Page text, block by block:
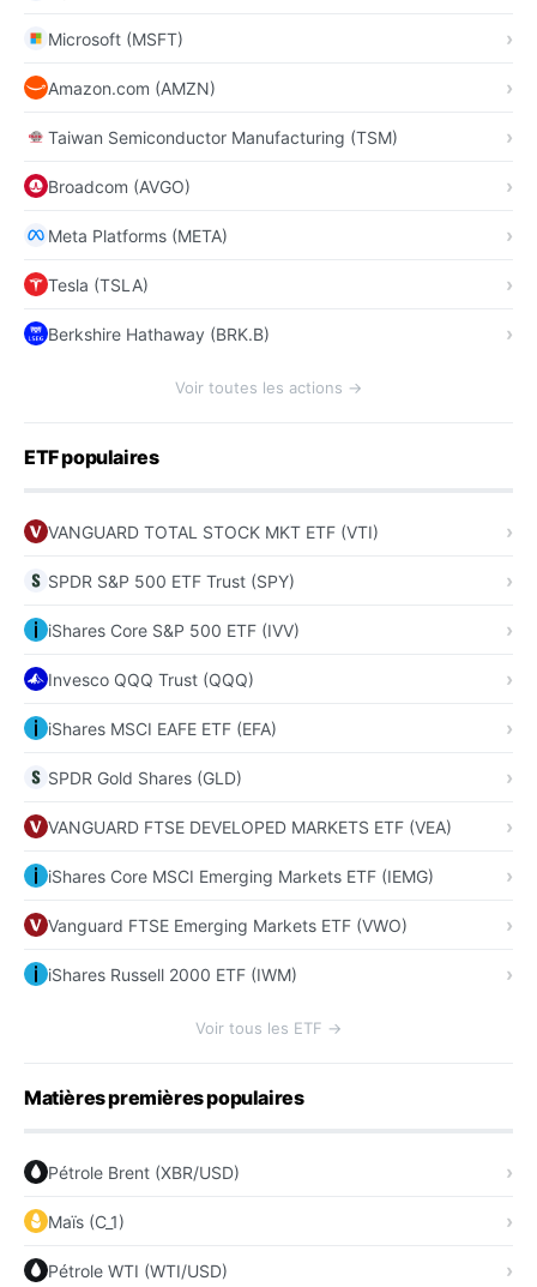
Microsoft (MSFT)
Amazon.com (AMZN)
Taiwan Semiconductor Manufacturing (TSM)
Broadcom (AVGO)
Meta Platforms (META)
Tesla (TSLA)
Berkshire Hathaway (BRK.B)
Voir toutes les actions →
ETF populaires
VANGUARD TOTAL STOCK MKT ETF (VTI)
SPDR S&P 500 ETF Trust (SPY)
iShares Core S&P 500 ETF (IVV)
Invesco QQQ Trust (QQQ)
iShares MSCI EAFE ETF (EFA)
SPDR Gold Shares (GLD)
VANGUARD FTSE DEVELOPED MARKETS ETF (VEA)
iShares Core MSCI Emerging Markets ETF (IEMG)
Vanguard FTSE Emerging Markets ETF (VWO)
iShares Russell 2000 ETF (IWM)
Voir tous les ETF →
Matières premières populaires
Pétrole Brent (XBR/USD)
Maïs (C_1)
Pétrole WTI (WTI/USD)